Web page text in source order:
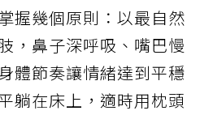
握幾個原則：以最自然
，鼻子深呼吸、嘴巴慢
體節奏讓情緒達到平穩
躺在床上，適時用枕頭